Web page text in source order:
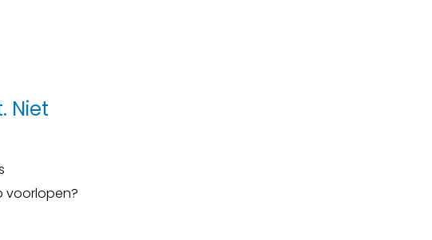
Niet
voorlopen?